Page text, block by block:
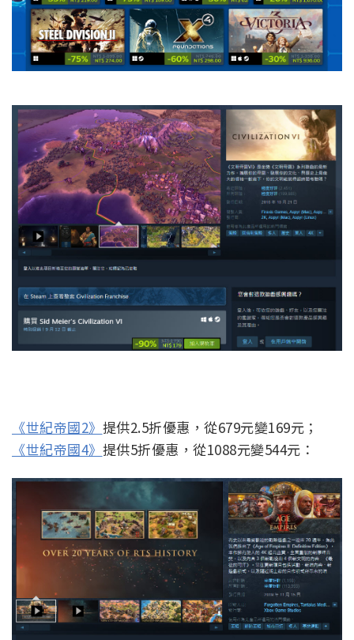
《世紀帝國2》 提供2.5折優惠，從679元變169元；
《世紀帝國4》 提供5折優惠，從1088元變544元：